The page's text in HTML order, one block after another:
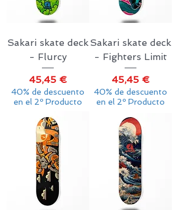
Sakari skate deck
- Flurcy
Precio
45,45 €
40% de descuento
en el 2º Producto
Sakari skate deck
- Fighters Limit
Precio
45,45 €
40% de descuento
en el 2º Producto